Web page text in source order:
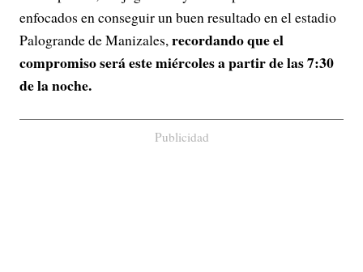
enfocados en conseguir un buen resultado en el estadio
Palogrande de Manizales,recordando que el
compromiso será este miércoles a partir de las 7:30
de la noche.
Publicidad